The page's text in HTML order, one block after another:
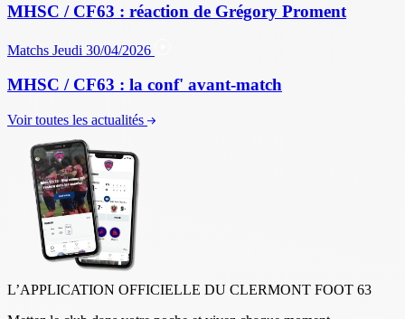
MHSC / CF63 : réaction de Grégory Proment
Matchs Jeudi 30/04/2026
MHSC / CF63 : la conf' avant-match
Voir toutes les actualités
L’APPLICATION OFFICIELLE DU CLERMONT FOOT 63